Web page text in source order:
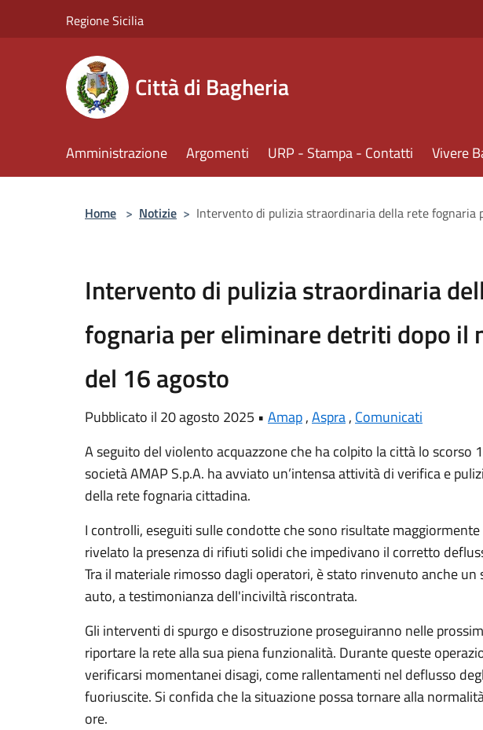
Regione Sicilia
Città di Bagheria
Amministrazione Argomenti URP - Stampa - Contatti Vivere
Home > Notizie > Intervento di pulizia straordinaria della rete
Intervento di pulizia straordinaria
fognaria per eliminare detriti dopo il
del 16 agosto
Pubblicato il 20 agosto 2025 • Amap,Aspra, Comunicati
A seguito del violento acquazzone che ha colpito la città lo scorso
società AMAP S.p.A. ha avviato un’intensa attività di verifica e
della rete fognaria cittadina.
I controlli, eseguiti sulle condotte che sono risultate
rivelato la presenza di rifiuti solidi che impedivano il corretto
Tra il materiale rimosso dagli operatori, è stato rinvenuto anche un
auto, a testimonianza dell'inciviltà riscontrata.
Gli interventi di spurgo e disostruzione proseguiranno nelle
riportare la rete alla sua piena funzionalità. Durante queste
verificarsi momentanei disagi, come rallentamenti nel deflusso
fuoriuscite. Si confida che la situazione possa tornare alla
ore.